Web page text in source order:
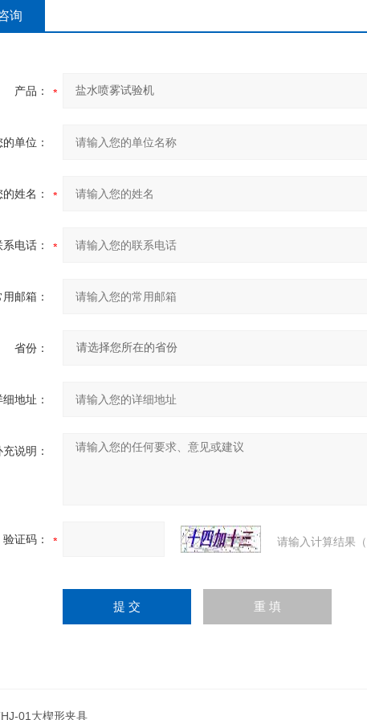
询
产品：
的单位：
的姓名：
系电话：
用邮箱：
省份：
细地址：
充说明：
验证码： 请输入计算结果
01大楔形夹具